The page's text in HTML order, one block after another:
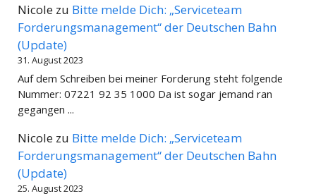
Nicole zu Bitte melde Dich: „Serviceteam
Forderungsmanagement“ der Deutschen Bahn
(Update)
31. August 2023
Auf dem Schreiben bei meiner Forderung steht folgende
Nummer: 07221 92 35 1000 Da ist sogar jemand ran
gegangen ...
Nicole zu Bitte melde Dich: „Serviceteam
Forderungsmanagement“ der Deutschen Bahn
(Update)
25. August 2023